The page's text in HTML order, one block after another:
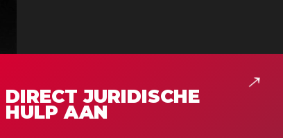
DIRECT JURIDISCHE
HULP AAN